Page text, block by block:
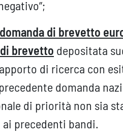
domanda di brevetto
brevetto depositata
di ricerca con
domanda
di priorità non sia
precedenti bandi.